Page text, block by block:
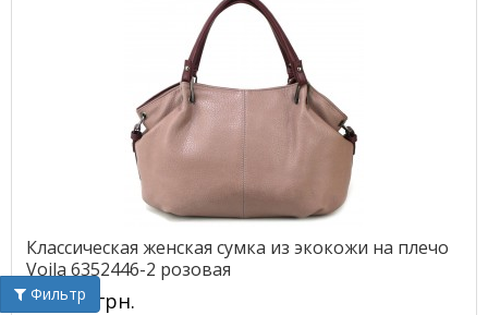
Классическая женская сумка из экокожи на плечо
Voila 6352446-2 розовая
1215.00грн.
Фильтр